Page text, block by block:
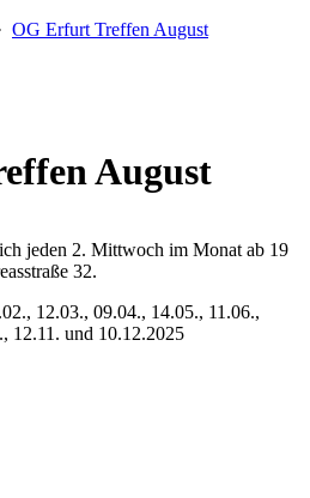
OG Erfurt Treffen August
August
jeden 2. Mittwoch im Monat ab 19
32.
12.03., 09.04., 14.05., 11.06.,
12.11. und 10.12.2025